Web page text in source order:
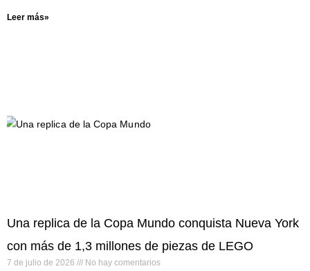
Leer más»
Una replica de la Copa Mundo conquista Nueva York
con más de 1,3 millones de piezas de LEGO
7 de julio de 2026 No hay comentarios